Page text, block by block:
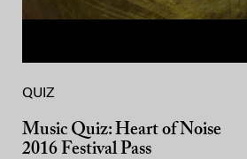
QUIZ
Music Quiz: Heart of Noise
2016 Festival Pass